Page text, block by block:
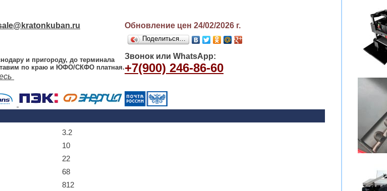
Обновление цен 24/02/2026 г.
Поделиться…
и пригороду, до терминала
по краю и ЮФО/СКФО платная.
Звонок или WhatsApp:
+7(900) 246-86-60
3.2
10
22
68
812